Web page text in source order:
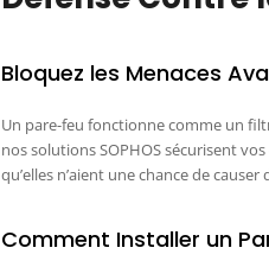
Bloquez les Menaces
Un pare-feu fonctionne comme un
nos solutions SOPHOS sécurisent
qu’elles n’aient une chance de
Comment Installer un